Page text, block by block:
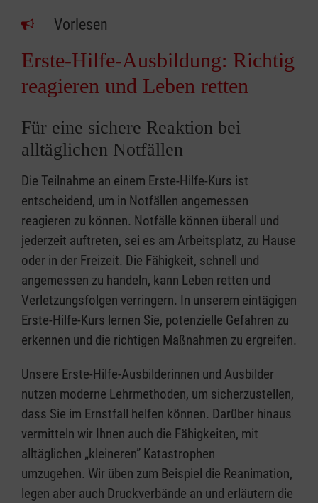
Vorlesen
Erste-Hilfe-Ausbildung: Richtig
reagieren und Leben retten
Für eine sichere Reaktion bei
alltäglichen Notfällen
Die Teilnahme an einem Erste-Hilfe-Kurs ist
entscheidend, um in Notfällen angemessen
reagieren zu können. Notfälle können überall und
jederzeit auftreten, sei es am Arbeitsplatz, zu Hause
oder in der Freizeit. Die Fähigkeit, schnell und
angemessen zu handeln, kann Leben retten und
Verletzungsfolgen verringern. In unserem eintägigen
Erste-Hilfe-Kurs lernen Sie, potenzielle Gefahren zu
erkennen und die richtigen Maßnahmen zu ergreifen.
Unsere Erste-Hilfe-Ausbilderinnen und Ausbilder
nutzen moderne Lehrmethoden, um sicherzustellen,
dass Sie im Ernstfall helfen können. Darüber hinaus
vermitteln wir Ihnen auch die Fähigkeiten, mit
alltäglichen „kleineren” Katastrophen
umzugehen. Wir üben zum Beispiel die Reanimation,
legen aber auch Druckverbände an und erläutern die